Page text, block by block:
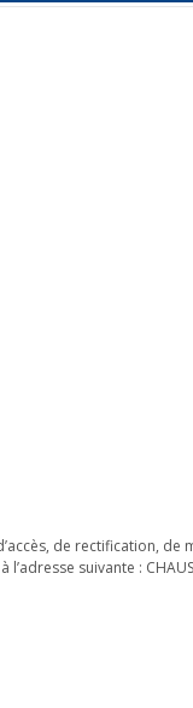
de rectification,
suivante :